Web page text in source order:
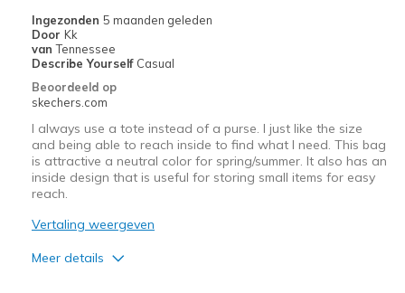
Ingezonden 5 maanden geleden
Door Kk
van Tennessee
Describe Yourself Casual
Beoordeeld op
skechers.com
I always use a tote instead of a purse. I just like the size
and being able to reach inside to find what I need. This bag
is attractive a neutral color for spring/summer. It also has an
inside design that is useful for storing small items for easy
reach.
Vertaling weergeven
Meer details